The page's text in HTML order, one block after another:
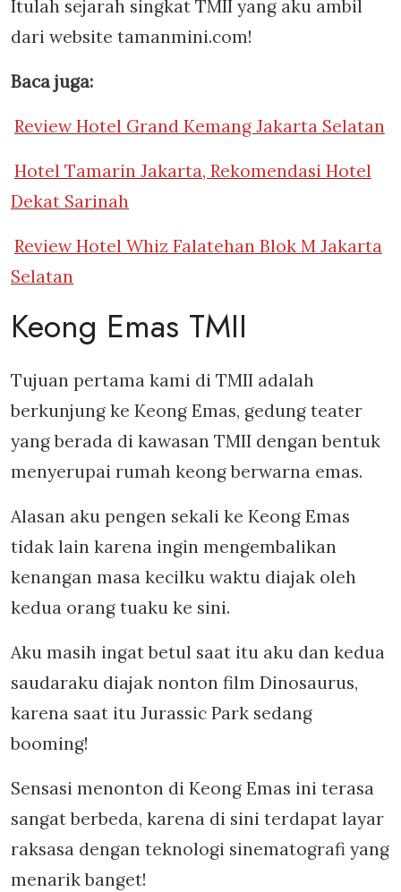
Itulah sejarah singkat TMII yang aku ambil
dari website tamanmini.com!
Baca juga:
Review Hotel Grand Kemang Jakarta Selatan
Hotel Tamarin Jakarta, Rekomendasi Hotel
Dekat Sarinah
Review Hotel Whiz Falatehan Blok M Jakarta
Selatan
Keong Emas TMII
Tujuan pertama kami di TMII adalah
berkunjung ke Keong Emas, gedung teater
yang berada di kawasan TMII dengan bentuk
menyerupai rumah keong berwarna emas.
Alasan aku pengen sekali ke Keong Emas
tidak lain karena ingin mengembalikan
kenangan masa kecilku waktu diajak oleh
kedua orang tuaku ke sini.
Aku masih ingat betul saat itu aku dan kedua
saudaraku diajak nonton film Dinosaurus,
karena saat itu Jurassic Park sedang
booming!
Sensasi menonton di Keong Emas ini terasa
sangat berbeda, karena di sini terdapat layar
raksasa dengan teknologi sinematografi yang
menarik banget!